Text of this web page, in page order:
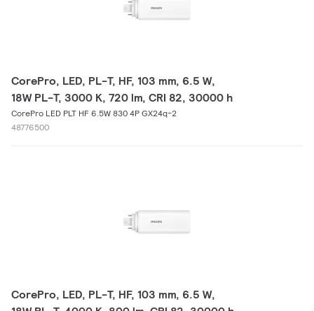
CorePro, LED, PL-T, HF, 103 mm, 6.5 W,
18W PL-T, 3000 K, 720 lm, CRI 82, 30000 h
CorePro LED PLT HF 6.5W 830 4P GX24q-2
48776500
CorePro, LED, PL-T, HF, 103 mm, 6.5 W,